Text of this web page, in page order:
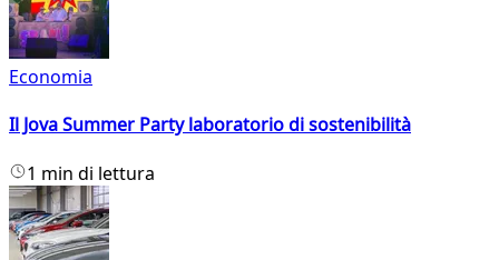
Economia
Il Jova Summer Party laboratorio di sostenibilità
1 min di lettura